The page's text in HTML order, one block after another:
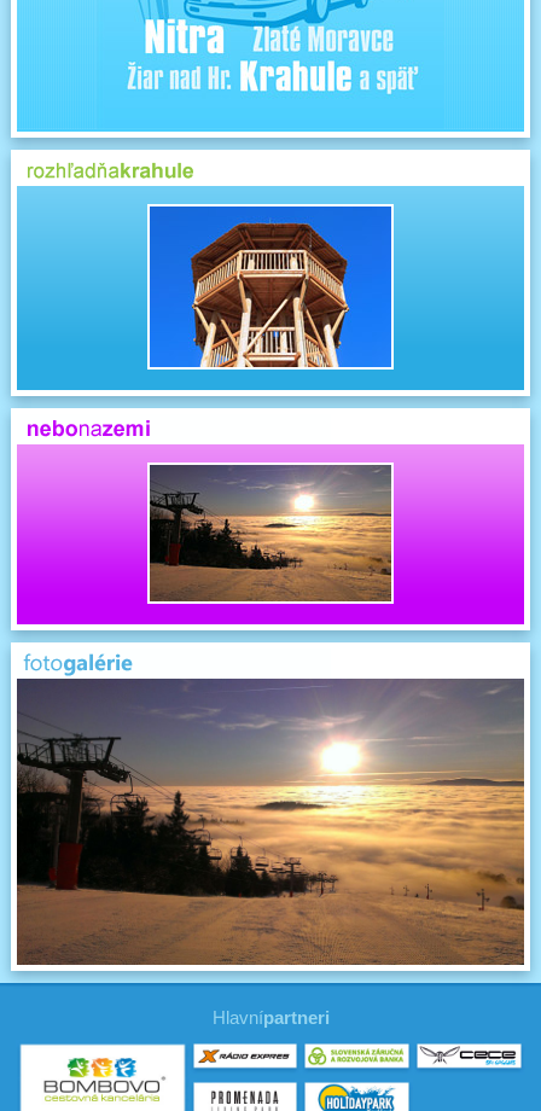
Hlavnípartneri